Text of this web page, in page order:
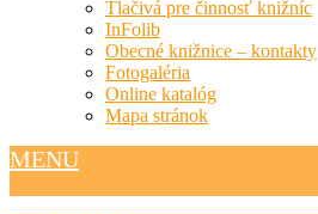
Tlačivá pre činnosť knižníc
InFolib
Obecné knižnice – kontakty
Fotogaléria
Online katalóg
Mapa stránok
MENU